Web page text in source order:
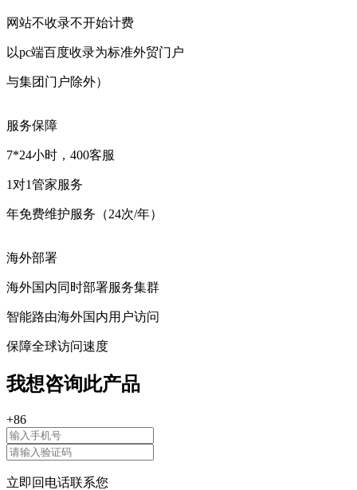
网站不收录不开始计费
以pc端百度收录为标准外贸门户
与集团门户除外）
服务保障
7*24小时，400客服
1对1管家服务
年免费维护服务（24次/年）
海外部署
海外国内同时部署服务集群
智能路由海外国内用户访问
保障全球访问速度
我想咨询此产品
+86
立即回电话联系您